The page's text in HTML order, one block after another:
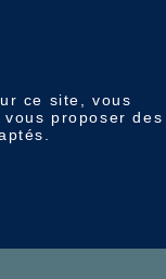
ce site, vous
proposer des